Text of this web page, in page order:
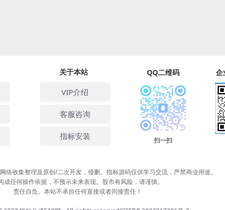
关于本站
VIP介绍
客服咨询
指标安装
QQ二维码
扫一扫
企
络收集整理及原创/二次开发，侵删。指标源码仅供学习交流，严禁商业用途。
成任何操作依据，不预示未来表现。股市有风险，请谨慎。
责任自负。本站不承担任何直接或者间接责任！